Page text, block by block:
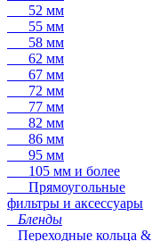
52 мм
55 мм
58 мм
62 мм
67 мм
72 мм
77 мм
82 мм
86 мм
95 мм
105 мм и более
Прямоугольные
фильтры и аксессуары
Бленды
Переходные кольца &